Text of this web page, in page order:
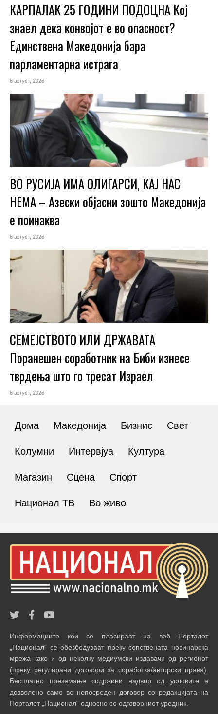
КАРПАЛАК 25 ГОДИНИ ПОДОЦНА Кој
знаел дека конвојот е во опасност?
Единствена Македoнија бара
парламентарна истрага
8 август, 2026
ВО РУСИЈА ИМА ОЛИГАРСИ, КАЈ НАС
НЕМА – Азески објасни зошто Македонија
е поинаква
8 август, 2026
СЕМЕЈСТВОТО ИЛИ ДРЖАВАТА
Поранешен соработник на Биби изнесе
тврдења што го тресат Израел
8 август, 2026
Дома Македонија Бизнис Свет
Колумни Интервјуа Култура
Магазин Сцена Спорт
Национал ТВ Во живо
Информациите кои се пласираат на веб Порталот
„Национал“ се обезбедуваат преку сопствената новинарска
мрежа како и од неколку медиумски издавачи од регионот
(преку регулирани договори за соработка/авторски права).
Бесплатно преземање содржини надвор од условите е
дозволено само во непосреден договор со редакцијата на
Порталот „Национал“ односно со одговорниот уредник.